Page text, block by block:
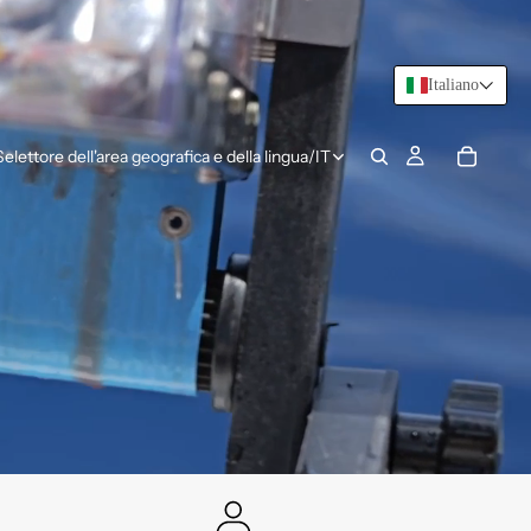
dell'area geografica e della lingua/IT
Italiano